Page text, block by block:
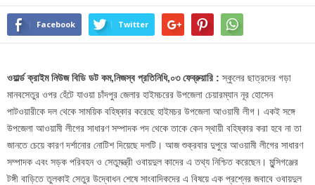
Facebook Twitter
ওয়ার্ল্ড ক্রাইম নিউজ বিডি ডট কম,নিজস্ব প্রতিনিধি,০৩ ফেব্রুয়ারি : স্কুলের ছাত্রদের গড়া
মানবসেতুর ওপর হেঁটে যাওয়া চাঁদপুর জেলার হাইমচরের উপজেলা চেয়ারম্যান নূর হোসেন
পাটওয়ারীকে দল থেকে সাময়িক বহিষ্কার করেছে হাইমচর উপজেলা আওয়ামী লীগ। একই সঙ্গে
উপজেলা আওয়ামী লীগের সাধারণ সম্পাদক পদ থেকে তাকে কেন স্থায়ী বহিষ্কার করা হবে না তা
জানতে চেয়ে কারণ দর্শানোর নোটিশ দিয়েছে দলটি। আজ শুক্রবার দুপুরে আওয়ামী লীগের সাধারণ
সম্পাদক এবং সড়ক পরিবহন ও সেতুমন্ত্রী ওবায়দুল কাদের এ তথ্য নিশ্চিত করেছেন। মুন্সিগঞ্জের
টঙ্গী বাড়িতে তুলকাই সেতুর উদ্বোধন শেষে সাংবাদিকদের এ বিষয়ে এক প্রশ্নের জবাবে ওবায়দুল